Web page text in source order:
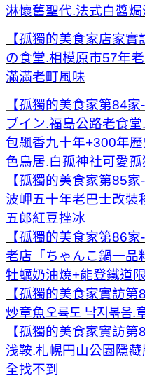
淋懷舊聖代.法式白醬
【孤獨的美食家店家
の食堂.相模原市57年
滿滿老町風味
【孤獨的美食家第84
ブイン.福島公路老食
包飄香九十年+300年
色鳥居.白孤神社可愛
【孤獨的美食家第85
波岬五十年老巴士改裝
五郎紅豆挫冰
【孤獨的美食家第86
老店「ちゃんこ鍋一品
牡蠣奶油燒+能登鐵道
【孤獨的美食家實訪
炒章魚오륙도 낙지볶음
【孤獨的美食家實訪
浅鞍.札幌円山公園隱
全找不到